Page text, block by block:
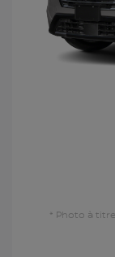
* Photo à